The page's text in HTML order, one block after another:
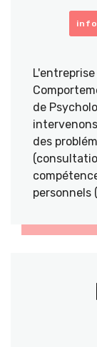
info
de
des
personnels